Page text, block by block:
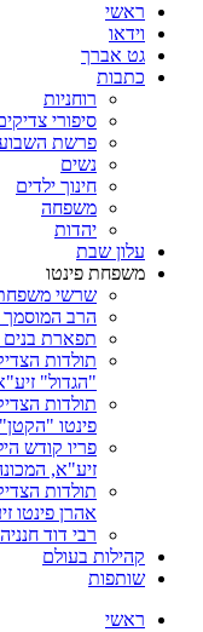
ראשי
וידאו
גט אברך
כתבות
רוחניות
סיפורי
פרשת
נשים
חינוך ילדים
משפחה
יהדות
עלון שבת
משפחת פינטו
שרשי משפחת
הרב המוסמך
תפארת בנים
תולדות
"הגדול"
תולדות
פינטו
פריו קודש
זיע"א,
תולדות
אהרן פינטו
רבי דוד
קהילות בעולם
שותפות
ראשי